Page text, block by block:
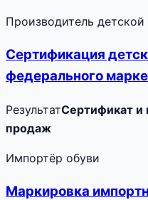
Производитель
Сертификация
федерального
РезультатСертификат и
продаж
Импортёр обуви
Маркировка